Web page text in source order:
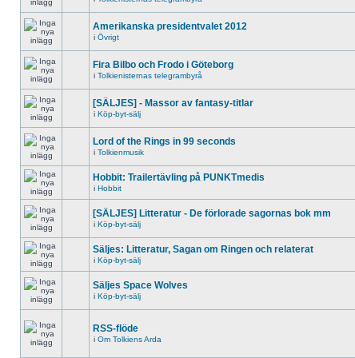
Amerikanska presidentvalet 2012
i Övrigt
Fira Bilbo och Frodo i Göteborg
i Tolkienisternas telegrambyrå
[SÄLJES] - Massor av fantasy-titlar
i Köp-byt-sälj
Lord of the Rings in 99 seconds
i Tolkienmusik
Hobbit: Trailertävling på PUNKTmedis
i Hobbit
[SÄLJES] Litteratur - De förlorade sagornas bok mm
i Köp-byt-sälj
Säljes: Litteratur, Sagan om Ringen och relaterat
i Köp-byt-sälj
Säljes Space Wolves
i Köp-byt-sälj
RSS-flöde
i Om Tolkiens Arda